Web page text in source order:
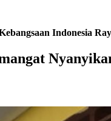
Indonesia